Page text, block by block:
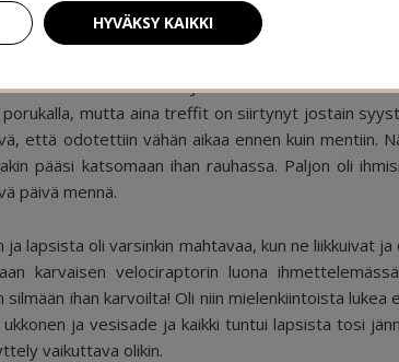
Heurekan Jättimäiset Dinosaurukset
mutta aina treffit on siirtynyt jostain
että odotettiin vähän aikaa ennen kuin mentiin.
pääsi katsomaan ihan rauhassa. Paljon oli
päivä mennä.
lapsista oli varsinkin mahtavaa, kun ne liikkuivat ja
karvaisen velociraptorin luona
ihan karvoilta! Oli niin mielenkiintoista lukea
ja vesisade ja kaikki tuntui lapsista tosi
vaikuttava olikin.
HYVÄKSY KAIKKI